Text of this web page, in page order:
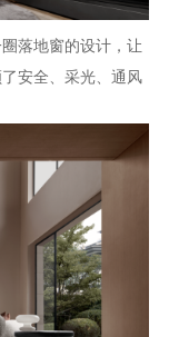
落地窗的设计，让
安全、采光、通风